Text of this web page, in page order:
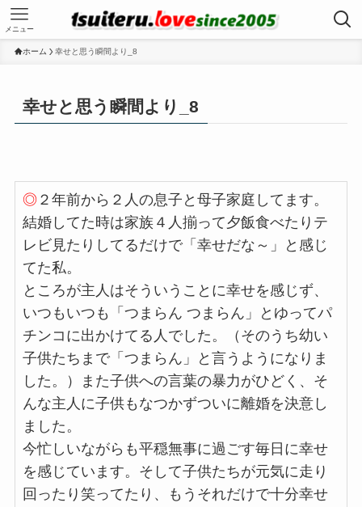
メニュー
ホーム 幸せと思う瞬間より_8
幸せと思う瞬間より_8
◎ ２年前から２人の息子と母子家庭してます。
結婚してた時は家族４人揃って夕飯食べたりテ
レビ見たりしてるだけで「幸せだな～」と感じ
てた私。
ところが主人はそういうことに幸せを感じず、
いつもいつも「つまらん つまらん」とゆってパ
チンコに出かけてる人でした。（そのうち幼い
子供たちまで「つまらん」と言うようになりま
した。）また子供への言葉の暴力がひどく、そ
んな主人に子供もなつかずついに離婚を決意し
ました。
今忙しいながらも平穏無事に過ごす毎日に幸せ
を感じています。そして子供たちが元気に走り
回ったり笑ってたり、もうそれだけで十分幸せ